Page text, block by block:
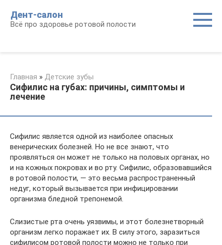
контенту
Дент-салон
Всё про здоровье ротовой полости
Главная » Детские зубы
Сифилис на губах: причины, симптомы и
лечение
Сифилис является одной из наиболее опасных
венерических болезней. Но не все знают, что
проявляться он может не только на половых органах, но
и на кожных покровах и во рту. Сифилис, образовавшийся
в ротовой полости, — это весьма распространенный
недуг, который вызывается при инфицировании
организма бледной трепонемой.
Слизистые рта очень уязвимы, и этот болезнетворный
организм легко поражает их. В силу этого, заразиться
сифилисом ротовой полости можно не только при